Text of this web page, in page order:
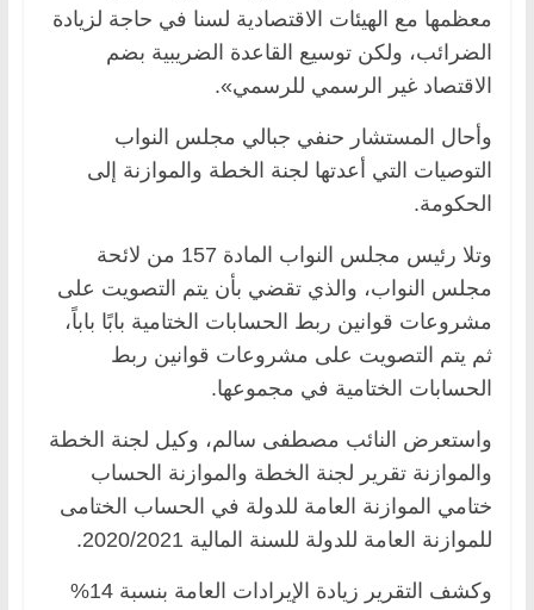
معظمها مع الهيئات الاقتصادية لسنا في حاجة لزيادة
الضرائب، ولكن توسيع القاعدة الضريبية بضم
الاقتصاد غير الرسمي للرسمي».
وأحال المستشار حنفي جبالي مجلس النواب
التوصيات التي أعدتها لجنة الخطة والموازنة إلى
الحكومة.
وتلا رئيس مجلس النواب المادة 157 من لائحة
مجلس النواب، والذي تقضي بأن يتم التصويت على
مشروعات قوانين ربط الحسابات الختامية بابًا باباً،
ثم يتم التصويت على مشروعات قوانين ربط
الحسابات الختامية في مجموعها.
واستعرض النائب مصطفى سالم، وكيل لجنة الخطة
والموازنة تقرير لجنة الخطة والموازنة الحساب
ختامي الموازنة العامة للدولة في الحساب الختامى
للموازنة العامة للدولة للسنة المالية 2020/2021.
وكشف التقرير زيادة الإيرادات العامة بنسبة 14%